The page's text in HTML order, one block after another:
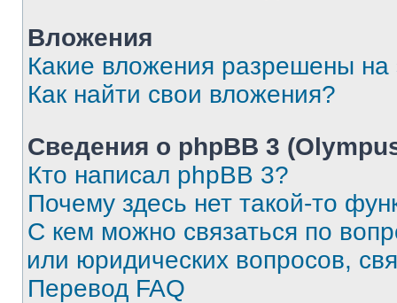
Вложения
Какие вложения разрешены
Как найти свои вложения?
Сведения о phpBB 3
Кто написал phpBB 3?
Почему здесь нет такой-то
С кем можно связаться по
или юридических вопросов,
Перевод FAQ